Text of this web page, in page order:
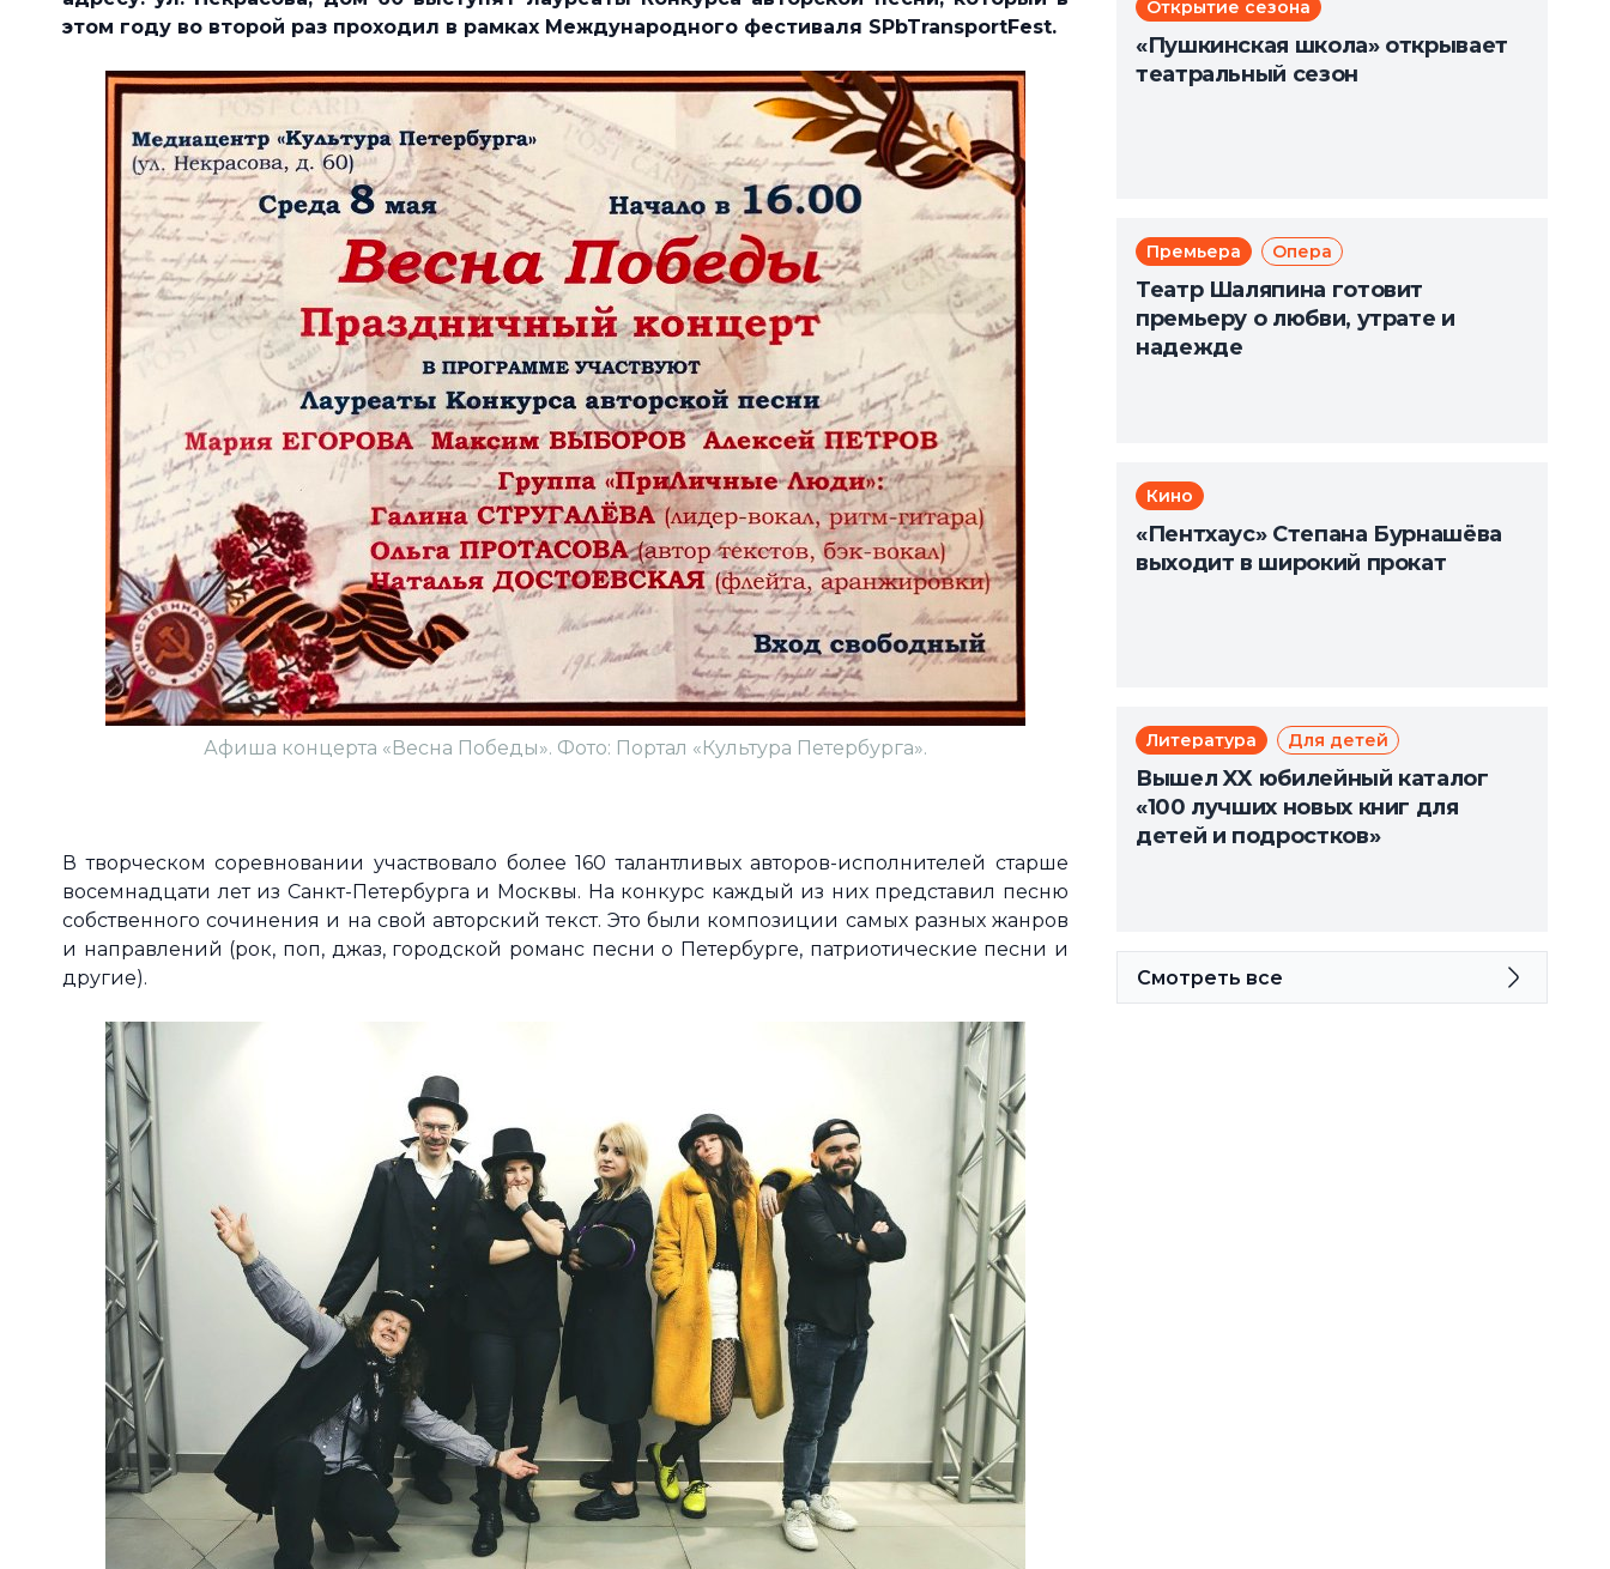
этом году во второй раз проходил в рамках Международного фестиваля SPbTransportFest.
Афиша концерта «Весна Победы». Фото: Портал «Культура Петербурга».
В творческом соревновании участвовало более 160 талантливых авторов-исполнителей старше
восемнадцати лет из Санкт-Петербурга и Москвы. На конкурс каждый из них представил песню
собственного сочинения и на свой авторский текст. Это были композиции самых разных жанров
и направлений (рок, поп, джаз, городской романс песни о Петербурге, патриотические песни и
другие).
Открытие сезона
«Пушкинская школа» открывает
театральный сезон
Премьера Опера
Театр Шаляпина готовит
премьеру о любви, утрате и
надежде
Кино
«Пентхаус» Степана Бурнашёва
выходит в широкий прокат
Литература Для детей
Вышел XX юбилейный каталог
«100 лучших новых книг для
детей и подростков»
Смотреть все